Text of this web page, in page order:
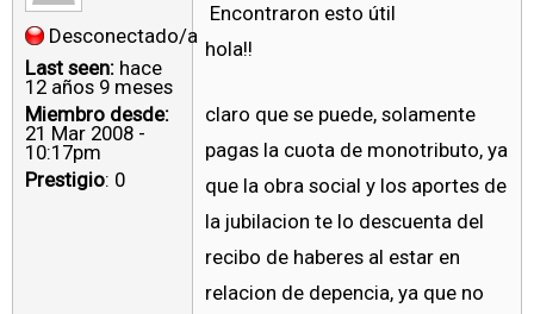
Desconectado/a
Last seen: hace
12 años 9 meses
Miembro desde:
21 Mar 2008 -
10:17pm
Prestigio: 0
Encontraron esto útil
hola!!
claro que se puede, solamente
pagas la cuota de monotributo, ya
que la obra social y los aportes de
la jubilacion te lo descuenta del
recibo de haberes al estar en
relacion de depencia, ya que no